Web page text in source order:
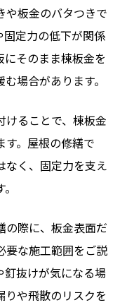
や板金のバタつきで
固定力の低下が関係
にそのまま棟板金を
場合があります。
けることで、棟板金
す。屋根の修繕で
なく、固定力を支え
の際に、板金表面だ
要な施工範囲をご説
釘抜けが気になる場
りや飛散のリスクを